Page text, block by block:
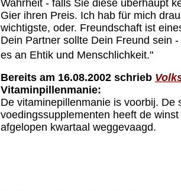
Wahrheit - falls Sie diese überhaupt
Gier ihren Preis. Ich hab für mich
wichtigste, oder. Freundschaft ist
Dein Partner sollte Dein Freund sein
es an Ehtik und Menschlichkeit."
Bereits am 16.08.2002 schrieb
Vitaminpillenmanie:
De vitaminepillenmanie is voorbij. De
voedingssupplementen heeft de
afgelopen kwartaal weggevaagd.